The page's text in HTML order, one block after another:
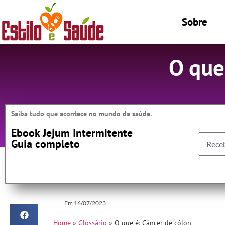
Sobre
O
Saiba tudo que acontece no mundo da saúde.
Ebook Jejum Intermitente
Guia completo
Em 16/07/2023
Home »Glossário »O que é: Câncer de cólon